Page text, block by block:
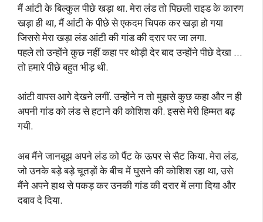
मैं आंटी के बिल्कुल पीछे खड़ा था. मेरा लंड तो पिछली राइड के कारण
खड़ा ही था, मैं आंटी के पीछे से एकदम चिपक कर खड़ा हो गया
जिससे मेरा खड़ा लंड आंटी की गांड की दरार पर जा लगा.
पहले तो उन्होंने कुछ नहीं कहा पर थोड़ी देर बाद उन्होंने पीछे देखा …
तो हमारे पीछे बहुत भीड़ थी.
आंटी वापस आगे देखने लगीं. उन्होंने न तो मुझसे कुछ कहा और न ही
अपनी गांड को लंड से हटाने की कोशिश की. इससे मेरी हिम्मत बढ़
गयी.
अब मैंने जानबूझ अपने लंड को पैंट के ऊपर से सैट किया. मेरा लंड,
जो उनके बड़े बड़े चूतड़ों के बीच में घुसने की कोशिश रहा था, उसे
मैंने अपने हाथ से पकड़ कर उनकी गांड की दरार में लगा दिया और
दबाव दे दिया.